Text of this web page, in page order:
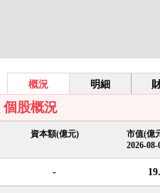
概況 明細
個股概況
資本額(億元)
市值(億
2026-08-
-